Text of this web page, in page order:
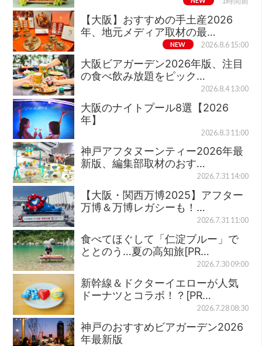
【大阪】おすすめの手土産2026
年、地元メディア取材の最…
NEW 2026.8.6 15:00
大阪ビアガーデン2026年版、注目
の食べ飲み放題をピック…
2026.8.4 13:00
大阪のナイトプール8選【2026
年】
2026.8.3 11:00
神戸アフタヌーンティー2026年最
新版、編集部取材のおす…
2026.7.31 14:00
【大阪・関西万博2025】アフター
万博＆万博レガシーも！…
2026.7.31 11:00
食べてほぐして「仁淀ブルー」で
ととのう…夏の高知旅[PR…
2026.7.30 09:00
新幹線＆ドクターイエローが人気
ドーナツとコラボ！？[PR…
2026.7.28 08:30
神戸のおすすめビアガーデン2026
年最新版